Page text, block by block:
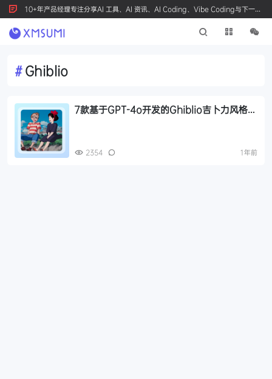
10+年产品经理专注分享AI 工具、AI 资讯、AI Coding、Vibe Coding与下一代
产品创新，按 Ctrl+D 收藏我们
#Ghiblio
7款基于GPT-4o开发的Ghiblio吉卜力风格图
2354 1年前